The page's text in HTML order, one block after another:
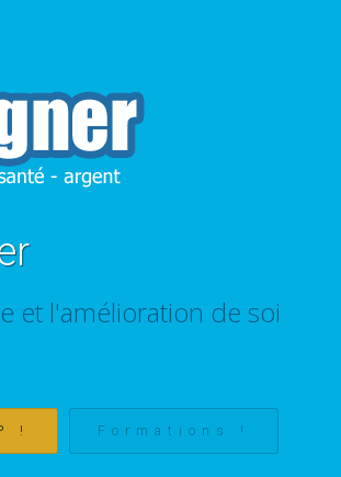
et l'amélioration de soi
! Formations !